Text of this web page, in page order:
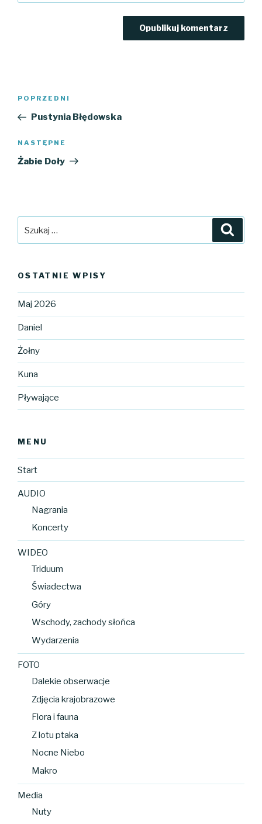
Poprzedni
wpis
POPRZEDNI
Pustynia Błędowska
Następny
wpis
NASTĘPNE
Żabie Doły
OSTATNIE WPISY
Maj 2026
Daniel
Żołny
Kuna
Pływające
MENU
Start
AUDIO
Nagrania
Koncerty
WIDEO
Triduum
Świadectwa
Góry
Wschody, zachody słońca
Wydarzenia
FOTO
Dalekie obserwacje
Zdjęcia krajobrazowe
Flora i fauna
Z lotu ptaka
Nocne Niebo
Makro
Media
Nuty